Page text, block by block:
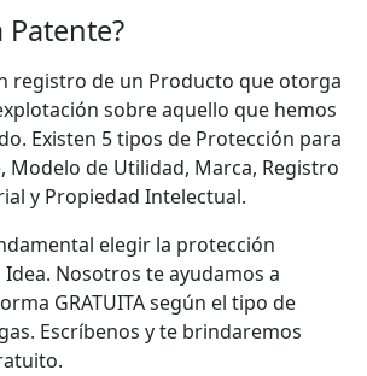
Patente?
registro de un Producto que otorga
sobre aquello que hemos
Existen 5 tipos de Protección para
Modelo de Utilidad, Marca, Registro
y Propiedad Intelectual.
elegir la protección
Nosotros te ayudamos a
GRATUITA según el tipo de
Escríbenos y te brindaremos